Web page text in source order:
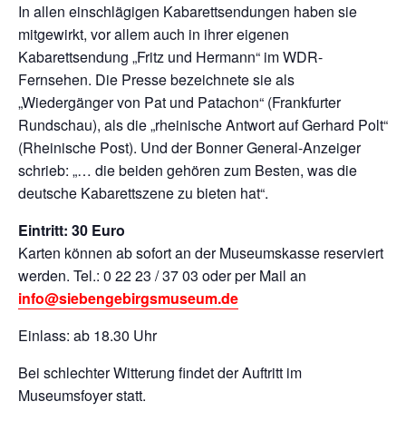
In allen einschlägigen Kabarettsendungen haben sie
mitgewirkt, vor allem auch in ihrer eigenen
Kabarettsendung „Fritz und Hermann“ im WDR-
Fernsehen. Die Presse bezeichnete sie als
„Wiedergänger von Pat und Patachon“ (Frankfurter
Rundschau), als die „rheinische Antwort auf Gerhard Polt“
(Rheinische Post). Und der Bonner General-Anzeiger
schrieb: „… die beiden gehören zum Besten, was die
deutsche Kabarettszene zu bieten hat“.
Eintritt: 30 Euro
Karten können ab sofort an der Museumskasse reserviert
werden. Tel.: 0 22 23 / 37 03 oder per Mail an
info@siebengebirgsmuseum.de
Einlass: ab 18.30 Uhr
Bei schlechter Witterung findet der Auftritt im
Museumsfoyer statt.